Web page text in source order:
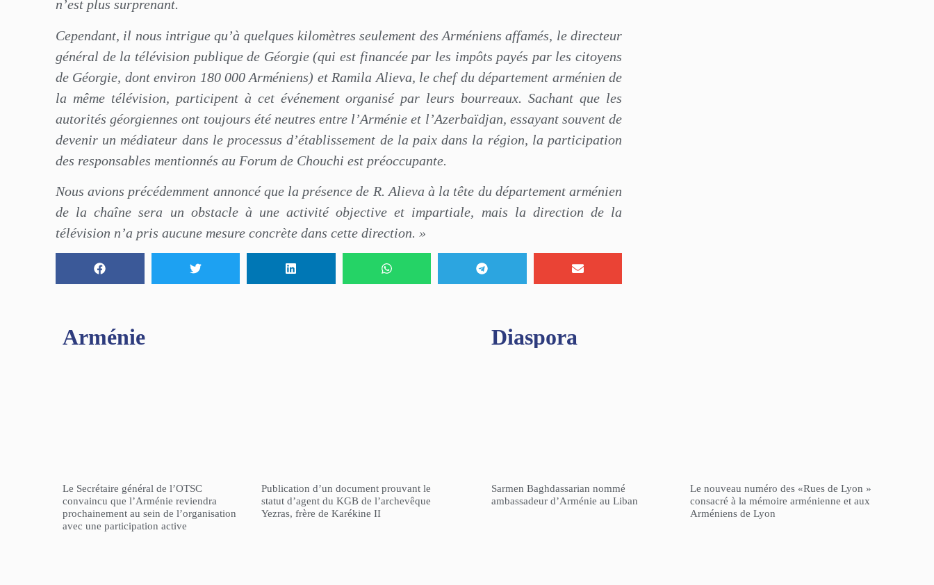
n’est plus surprenant.
Cependant, il nous intrigue qu’à quelques kilomètres seulement des Arméniens affamés, le directeur
général de la télévision publique de Géorgie (qui est financée par les impôts payés par les citoyens
de Géorgie, dont environ 180 000 Arméniens) et Ramila Alieva, le chef du département arménien de
la même télévision, participent à cet événement organisé par leurs bourreaux. Sachant que les
autorités géorgiennes ont toujours été neutres entre l’Arménie et l’Azerbaïdjan, essayant souvent de
devenir un médiateur dans le processus d’établissement de la paix dans la région, la participation
des responsables mentionnés au Forum de Chouchi est préoccupante.
Nous avions précédemment annoncé que la présence de R. Alieva à la tête du département arménien
de la chaîne sera un obstacle à une activité objective et impartiale, mais la direction de la
télévision n’a pris aucune mesure concrète dans cette direction. »
Arménie
Le Secrétaire général de l’OTSC
convaincu que l’Arménie reviendra
prochainement au sein de l’organisation
avec une participation active
Publication d’un document prouvant le
statut d’agent du KGB de l’archevêque
Yezras, frère de Karékine II
Diaspora
Sarmen Baghdassarian nommé
ambassadeur d’Arménie au Liban
Le nouveau numéro des «Rues de Lyon »
consacré à la mémoire arménienne et aux
Arméniens de Lyon